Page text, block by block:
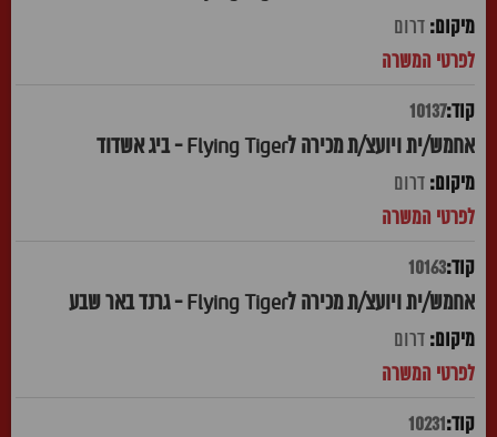
דרום
10137
אחמש/ית ויועצ/ת מכירה לFlying Tiger - ביג אשדוד
דרום
10163
אחמש/ית ויועצ/ת מכירה לFlying Tiger - גרנד באר שבע
דרום
10231